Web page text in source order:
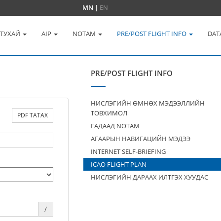
MN | EN
AIP NOTAM PRE/POST FLIGHT INFO
PDF ТАТАХ
/
PRE/POST FLIGHT INFO
НИСЛЭГИЙН ӨМНӨХ МЭДЭЭЛЛИЙН
ТОВХИМОЛ
ГАДААД NOTAM
АГААРЫН НАВИГАЦИЙН МЭДЭЭ
INTERNET SELF-BRIEFING
ICAO FLIGHT PLAN
НИСЛЭГИЙН ДАРААХ ИЛТГЭХ ХУУДАС